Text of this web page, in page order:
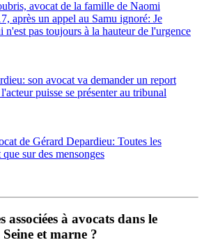
avocat de la famille de Naomi
après un appel au Samu ignoré: Je
n'est pas toujours à la hauteur de l'urgence
son avocat va demander un report
puisse se présenter au tribunal
de Gérard Depardieu: Toutes les
sur des mensonges
associées à avocats dans le
et marne ?